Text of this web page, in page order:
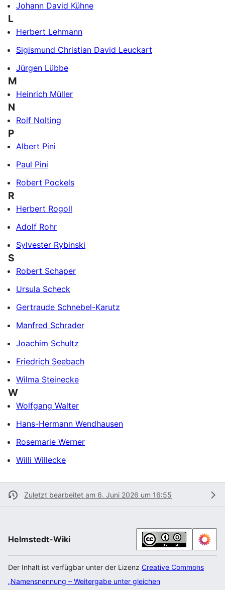
Johann David Kühne
L
Herbert Lehmann
Sigismund Christian David Leuckart
Jürgen Lübbe
M
Heinrich Müller
N
Rolf Nolting
P
Albert Pini
Paul Pini
Robert Pockels
R
Herbert Rogoll
Adolf Rohr
Sylvester Rybinski
S
Robert Schaper
Ursula Scheck
Gertraude Schnebel-Karutz
Manfred Schrader
Joachim Schultz
Friedrich Seebach
Wilma Steinecke
W
Wolfgang Walter
Hans-Hermann Wendhausen
Rosemarie Werner
Willi Willecke
Zuletzt bearbeitet am 6. Juni 2026 um 16:55
Helmstedt-Wiki
Der Inhalt ist verfügbar unter der Lizenz Creative Commons
„Namensnennung – Weitergabe unter gleichen